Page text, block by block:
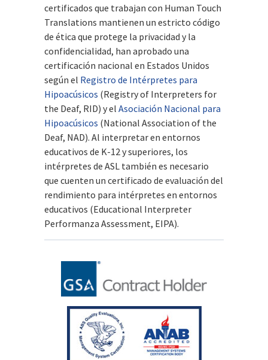
certificados que trabajan con Human Touch
Translations mantienen un estricto código
de ética que protege la privacidad y la
confidencialidad, han aprobado una
certificación nacional en Estados Unidos
según el Registro de Intérpretes para
Hipoacúsicos (Registry of Interpreters for
the Deaf, RID) y el Asociación Nacional para
Hipoacúsicos (National Association of the
Deaf, NAD). Al interpretar en entornos
educativos de K-12 y superiores, los
intérpretes de ASL también es necesario
que cuenten un certificado de evaluación del
rendimiento para intérpretes en entornos
educativos (Educational Interpreter
Performanza Assessment, EIPA).